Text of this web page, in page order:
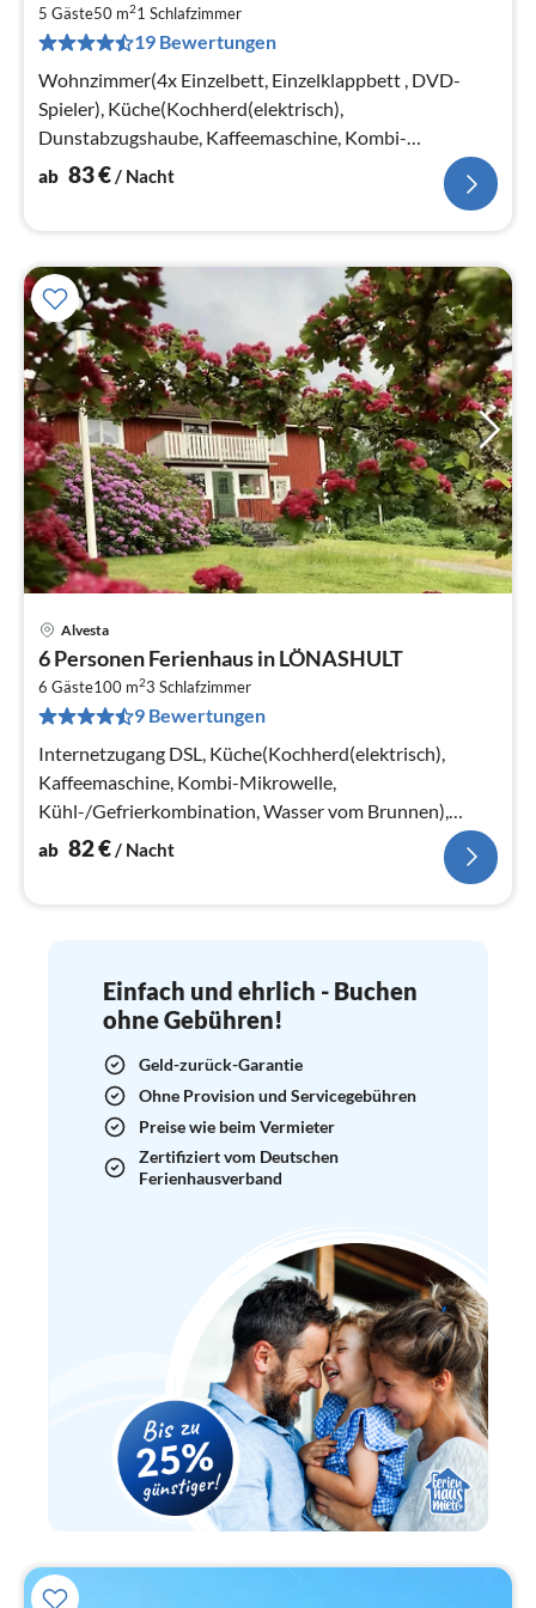
5 Gäste50 m21 Schlafzimmer
19 Bewertungen
Wohnzimmer(4x Einzelbett, Einzelklappbett , DVD-
Spieler), Küche(Kochherd(elektrisch),
Dunstabzugshaube, Kaffeemaschine, Kombi-
Mikrowelle, Spülmaschine, Kühlschrank(+ Gefrierfach)
ab 83€/ Nacht
Alvesta
6 Personen Ferienhaus in LÖNASHULT
6 Gäste100 m23 Schlafzimmer
9 Bewertungen
Internetzugang DSL, Küche(Kochherd(elektrisch),
Kaffeemaschine, Kombi-Mikrowelle,
Kühl-/Gefrierkombination, Wasser vom Brunnen),
Wohn-/Schlafzimmer, Schlafzimmer(Doppelbett)
ab 82€/ Nacht
Einfach und ehrlich - Buchen
ohne Gebühren!
Geld-zurück-Garantie
Ohne Provision und Servicegebühren
Preise wie beim Vermieter
Zertifiziert vom Deutschen
Ferienhausverband